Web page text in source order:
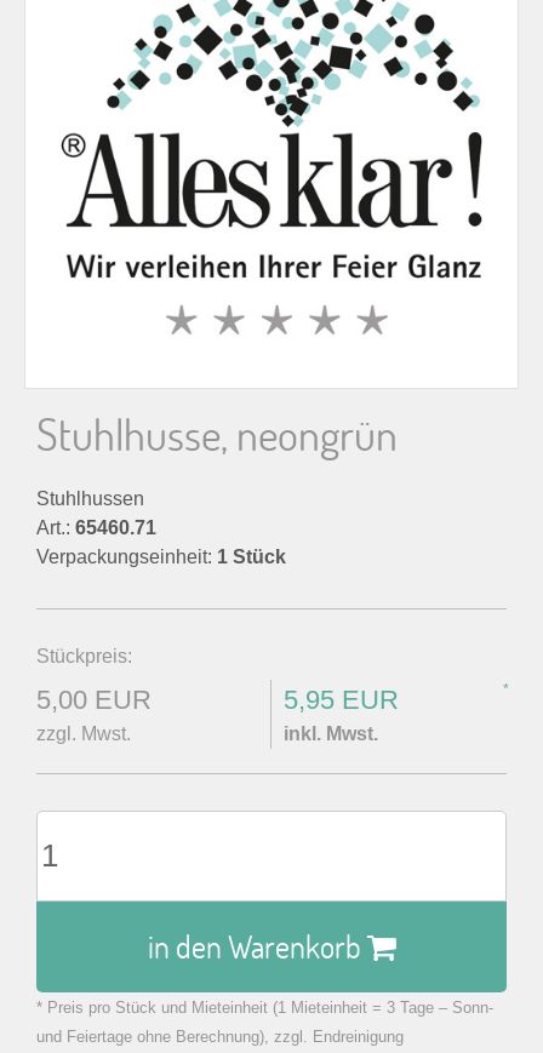
a
h
Stuhlhusse, neongrün
Stuhlhussen
Art.: 65460.71
Verpackungseinheit: 1 Stück
Stückpreis:
5,00 EUR
zzgl. Mwst.
5,95 EUR *
inkl. Mwst.
in den Warenkorb
zu Warenkorb hinzugefügt.
* Preis pro Stück und Mieteinheit (1 Mieteinheit = 3 Tage – Sonn-
und Feiertage ohne Berechnung), zzgl. Endreinigung